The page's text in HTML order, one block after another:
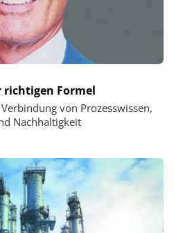
richtigen Formel
von Prozesswissen,
Nachhaltigkeit